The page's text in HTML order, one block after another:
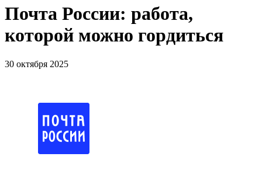
Почта России: работа,
которой можно гордиться
30 октября 2025